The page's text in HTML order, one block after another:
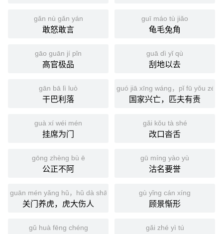
gǎn nù gǎn yán
敢怒敢言
guī máo tù jiǎo
龟毛兔角
gāo guān jí pǐn
高官极品
guā dì yǐ qù
刮地以去
gān bā lì luò
干巴利落
guó jiā xīng wáng，pǐ fū yǒu zé
国家兴亡，匹夫有责
guà xí wéi mén
挂席为门
gǎi kǒu tà shé
改口沓舌
gōng zhèng bù ē
公正不阿
gū míng yào yù
沽名要誉
guān mén yǎng hǔ，hǔ dà shāng rén
关门养虎，虎大伤人
gù yǐng cán xíng
顾景惭形
gǔ huà fēng chéng gǎi zhé yì tú